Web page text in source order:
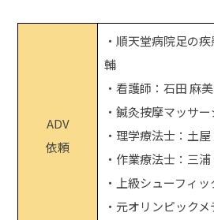
ADV
依頼
・順天堂病院足の
輔
・看護師：石田 麻美
・鍼灸按摩マッサ
・理学療法士：土
・作業療法士：三
・上級シューフィ
・元オリンピック